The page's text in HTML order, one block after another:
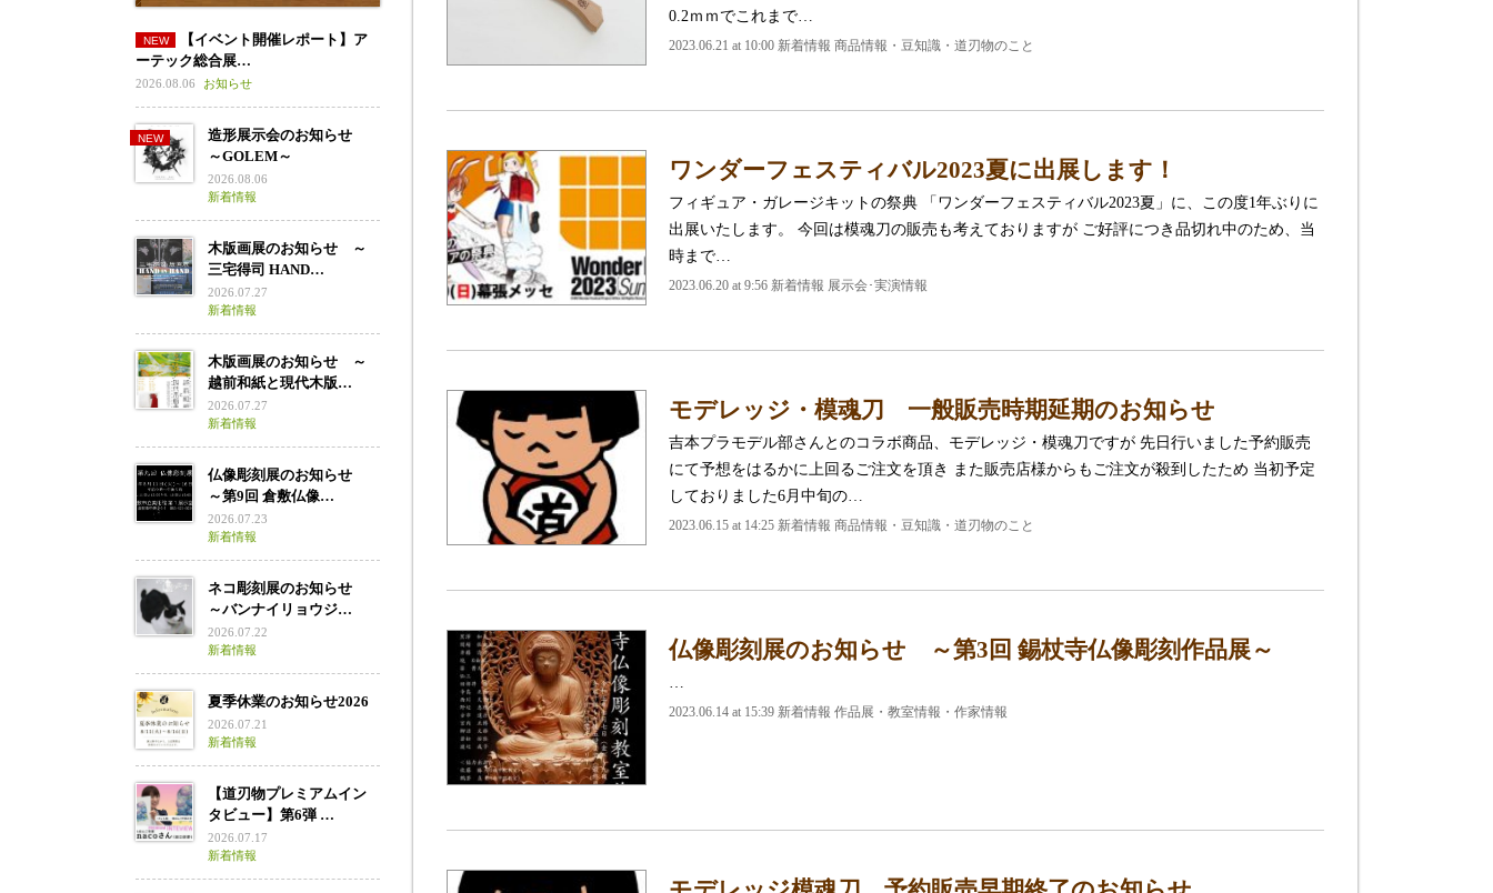
0.2ｍｍでこれまで…
2023.06.21 at 10:00 新着情報 商品情報・豆知識・道刃物のこと
ワンダーフェスティバル2023夏に出展します！
フィギュア・ガレージキットの祭典 「ワンダーフェスティバル2023夏」に、この度1年ぶりに
出展いたします。 今回は模魂刀の販売も考えておりますが ご好評につき品切れ中のため、当
時まで…
2023.06.20 at 9:56 新着情報 展示会･実演情報
モデレッジ・模魂刀 一般販売時期延期のお知らせ
吉本プラモデル部さんとのコラボ商品、モデレッジ・模魂刀ですが 先日行いました予約販売
にて予想をはるかに上回るご注文を頂き また販売店様からもご注文が殺到したため 当初予定
しておりました6月中旬の…
2023.06.15 at 14:25 新着情報 商品情報・豆知識・道刃物のこと
仏像彫刻展のお知らせ ～第3回 錫杖寺仏像彫刻作品展～
2023.06.14 at 15:39 新着情報 作品展・教室情報・作家情報
【イベント開催レポート】ア
ーテック総合展…
2026.08.06 お知らせ
造形展示会のお知らせ
～GOLEM～
2026.08.06
新着情報
木版画展のお知らせ ～
三宅得司 HAND…
2026.07.27
新着情報
木版画展のお知らせ ～
越前和紙と現代木版…
2026.07.27
新着情報
仏像彫刻展のお知らせ
～第9回 倉敷仏像…
2026.07.23
新着情報
ネコ彫刻展のお知らせ
～バンナイリョウジ…
2026.07.22
新着情報
夏季休業のお知らせ2026
2026.07.21
新着情報
【道刃物プレミアムイン
タビュー】第6弾 …
2026.07.17
新着情報